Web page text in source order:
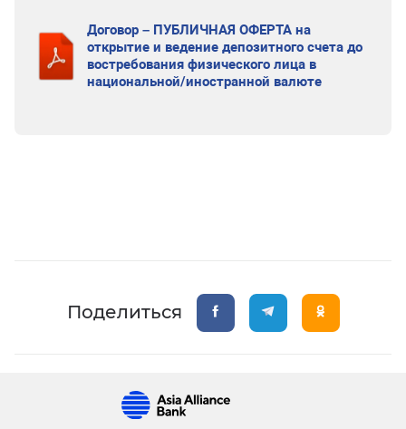
Договор – ПУБЛИЧНАЯ ОФЕРТА на
открытие и ведение депозитного счета до
востребования физического лица в
национальной/иностранной валюте
Поделиться